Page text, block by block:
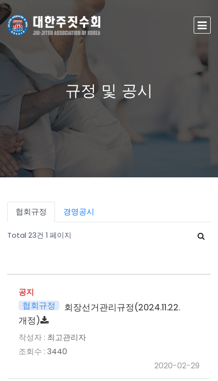
규정 및 공시
협회규정 경영공시
Total 23건 1 페이지
공지
협회규정
회장선거관리규정(2024.11.22.
개정)
최고관리자
3440
2020-02-29